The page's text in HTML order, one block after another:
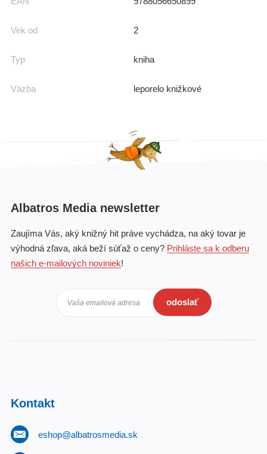
Vek od 2
Typ kniha
Väzba leporelo knižkové
Albatros Media newsletter
Zaujíma Vás, aký knižný hit práve vychádza, na aký tovar je
výhodná zľava, aká beží súťaž o ceny? Prihláste sa k odberu
našich e-mailových noviniek!
Vaša emailová adresa odoslať
Kontakt
eshop@albatrosmedia.sk